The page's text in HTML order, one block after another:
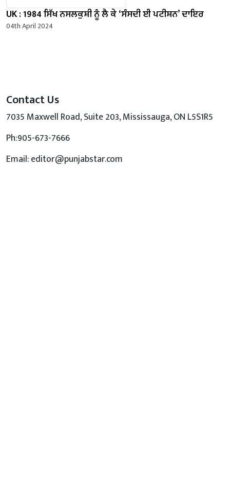
UK : 1984 ਸਿੱਖ ਨਸਲਕੁਸ਼ੀ ਨੂੰ ਲੈ ਕੇ ‘ਸੰਸਦੀ ਈ ਪਟੀਸ਼ਨ’ ਦਾਇਰ
04th April 2024
Contact Us
7035 Maxwell Road, Suite 203, Mississauga, ON L5S1R5
Ph:905-673-7666
Email: editor@punjabstar.com